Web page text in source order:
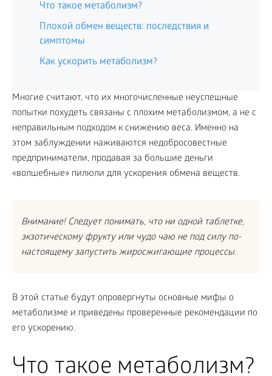
Что такое метаболизм?
Плохой обмен веществ: последствия и
симптомы
Как ускорить метаболизм?
Многие считают, что их многочисленные неуспешные
попытки похудеть связаны с плохим метаболизмом, а не с
неправильным подходом к снижению веса. Именно на
этом заблуждении наживаются недобросовестные
предприниматели, продавая за большие деньги
«волшебные» пилюли для ускорения обмена веществ.
Внимание! Следует понимать, что ни одной таблетке,
экзотическому фрукту или чудо чаю не под силу по-
настоящему запустить жиросжигающие процессы.
В этой статье будут опровергнуты основные мифы о
метаболизме и приведены проверенные рекомендации по
его ускорению.
Что такое метаболизм?